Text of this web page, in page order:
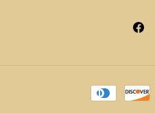
Moyens
de